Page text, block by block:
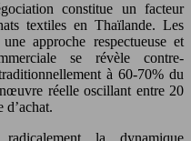
constitue un facteur
textiles en Thaïlande. Les
approche respectueuse et
se révèle contre-
à 60-70% du
réelle oscillant entre 20
d’achat.